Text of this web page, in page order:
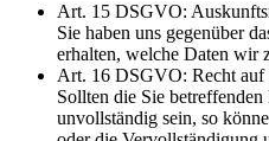
Art. 15 DSGVO:
Sie haben uns gegenüber
erhalten, welche Daten wir
Art. 16 DSGVO: Recht auf
Sollten die Sie
unvollständig sein, so